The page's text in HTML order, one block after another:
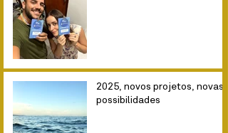
2025, novos projetos, novas
possibilidades